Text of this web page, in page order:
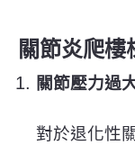
關節炎爬樓
關節壓力過
對於退化性